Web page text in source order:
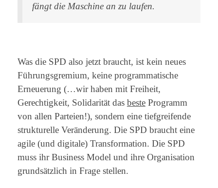
fängt die Maschine an zu laufen.
Was die SPD also jetzt braucht, ist kein neues
Führungsgremium, keine programmatische
Erneuerung (…wir haben mit Freiheit,
Gerechtigkeit, Solidarität das besteProgramm
von allen Parteien!), sondern eine tiefgreifende
strukturelle Veränderung. Die SPD braucht eine
agile (und digitale) Transformation. Die SPD
muss ihr Business Model und ihre Organisation
grundsätzlich in Frage stellen.